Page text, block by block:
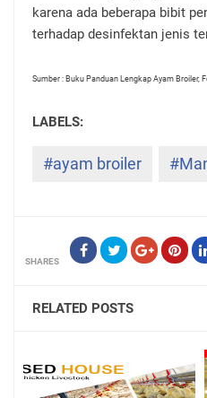
karena ada beberapa bibit
terhadap desinfektan jenis
Sumber : Buku Panduan Lengkap Ayam Broiler,
#ayam broiler
SHARES
RELATED POSTS